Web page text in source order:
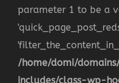
parameter 1 to be a
/home/domi/
includes/class-wp-